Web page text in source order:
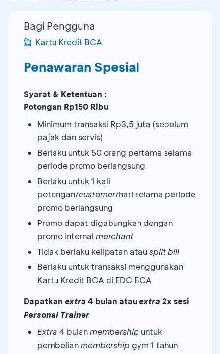
Bagi Pengguna
Kartu Kredit BCA
Penawaran Spesial
Syarat & Ketentuan :
Potongan Rp150 Ribu
Minimum transaksi Rp3,5 juta (sebelum
pajak dan servis)
Berlaku untuk 50 orang pertama selama
periode promo berlangsung
Berlaku untuk 1 kali
potongan/customer/hari selama periode
promo berlangsung
Promo dapat digabungkan dengan
promo internal merchant
Tidak berlaku kelipatan atau split bill
Berlaku untuk transaksi menggunakan
Kartu Kredit BCA di EDC BCA
Dapatkan extra 4 bulan atauextra 2x sesi
Personal Trainer
Extra 4 bulanmembership untuk
pembelianmembership gym 1 tahun